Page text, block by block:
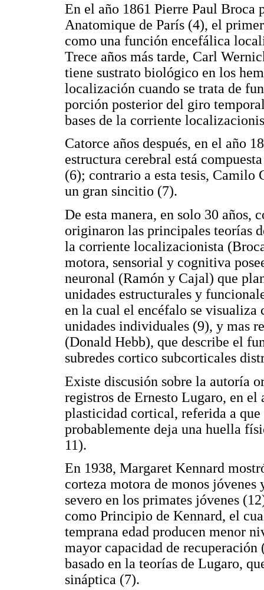
En el año 1861 Pierre Paul
Anatomique de París (4), el
como una función encefálica
Trece años más tarde, Carl
tiene sustrato biológico en los
localización cuando se trata de
porción posterior del giro
bases de la corriente
Catorce años después, en el año
estructura cerebral está
(6); contrario a esta tesis,
un gran sincitio (7).
De esta manera, en solo 30 años,
originaron las principales teorías
la corriente localizacionista
motora, sensorial y cognitiva
neuronal (Ramón y Cajal) que
unidades estructurales y
en la cual el encéfalo se
unidades individuales (9), y mas
(Donald Hebb), que describe el
subredes cortico subcorticales
Existe discusión sobre la autoría
registros de Ernesto Lugaro, en
plasticidad cortical, referida a
probablemente deja una huella
11).
En 1938, Margaret Kennard
corteza motora de monos
severo en los primates jóvenes
como Principio de Kennard, el
temprana edad producen menor
mayor capacidad de
basado en la teorías de Lugaro,
sináptica (7).